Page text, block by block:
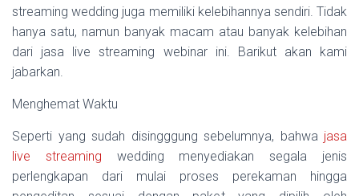
streaming wedding juga memiliki kelebihannya sendiri. Tidak
hanya satu, namun banyak macam atau banyak kelebihan
dari jasa live streaming webinar ini. Barikut akan kami
jabarkan.
Menghemat Waktu
Seperti yang sudah disingggung sebelumnya, bahwa jasa
live streaming wedding menyediakan segala jenis
perlengkapan dari mulai proses perekaman hingga